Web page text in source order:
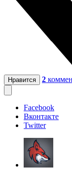
Нравится 2
Facebook
Вконтакте
Twitter